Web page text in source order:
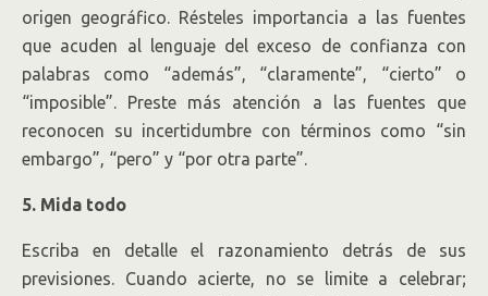
origen geográfico. Résteles importancia a las fuentes
que acuden al lenguaje del exceso de confianza con
palabras como “además”, “claramente”, “cierto” o
“imposible”. Preste más atención a las fuentes que
reconocen su incertidumbre con términos como “sin
embargo”, “pero” y “por otra parte”.
5. Mida todo
Escriba en detalle el razonamiento detrás de sus
previsiones. Cuando acierte, no se limite a celebrar;